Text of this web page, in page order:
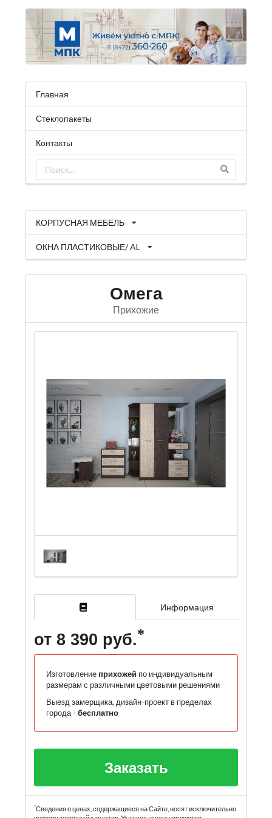
Главная
Стеклопакеты
Контакты
КОРПУСНАЯ МЕБЕЛЬ
ОКНА ПЛАСТИКОВЫЕ/ AL
Омега
Прихожие
Информация
от 8 390 руб.
Изготовление прихожей по индивидуальным
размерам с различными цветовыми решениями
Выезд замерщика, дизайн-проект в пределах
города - бесплатно
Заказать
*Сведения о ценах, содержащиеся на Сайте, носят исключительно